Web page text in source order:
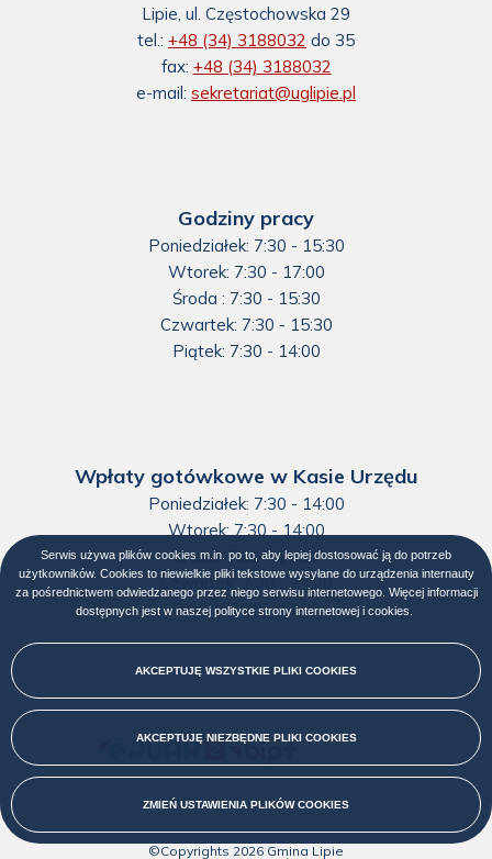
Lipie, ul. Częstochowska 29
tel.: +48 (34) 3188032 do 35
fax: +48 (34) 3188032
e-mail: sekretariat@uglipie.pl
Godziny pracy
Poniedziałek: 7:30 - 15:30
Wtorek: 7:30 - 17:00
Środa : 7:30 - 15:30
Czwartek: 7:30 - 15:30
Piątek: 7:30 - 14:00
Wpłaty gotówkowe w Kasie Urzędu
Poniedziałek: 7:30 - 14:00
Wtorek: 7:30 - 14:00
Środa: 7:30 - 14:00
Czwartek: 7:30 - 14:00
Piątek: 7:30 - 13:00
Menu
społecznościowe
środkowa
©Copyrights 2026 Gmina Lipie
Serwis używa plików cookies m.in. po to, aby lepiej dostosować ją do potrzeb
użytkowników. Cookies to niewielkie pliki tekstowe wysyłane do urządzenia internauty
za pośrednictwem odwiedzanego przez niego serwisu internetowego. Więcej informacji
dostępnych jest w naszej polityce strony internetowej i cookies
w
AKCEPTUJĘ WSZYSTKIE PLIKI COOKIES
AKCEPTUJĘ NIEZBĘDNE PLIKI COOKIES
ZMIEŃ USTAWIENIA PLIKÓWCOOKIES